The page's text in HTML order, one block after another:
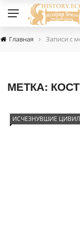
Главная › Записи с
МЕТКА:
ИСЧЕЗНУВШИЕ